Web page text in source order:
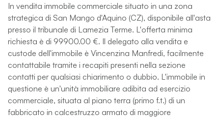
In vendita immobile commerciale situato in una zona
strategica di San Mango d'Aquino (CZ), disponibile all'asta
presso il tribunale di Lamezia Terme. L'offerta minima
richiesta è di 99900.00 €. Il delegato alla vendita e
custode dell'immobile è Vincenzina Manfredi, facilmente
contattabile tramite i recapiti presenti nella sezione
contatti per qualsiasi chiarimento o dubbio. L'immobile in
questione è un'unità immobiliare adibita ad esercizio
commerciale, situata al piano terra (primo f.t.) di un
fabbricato in calcestruzzo armato di maggiore